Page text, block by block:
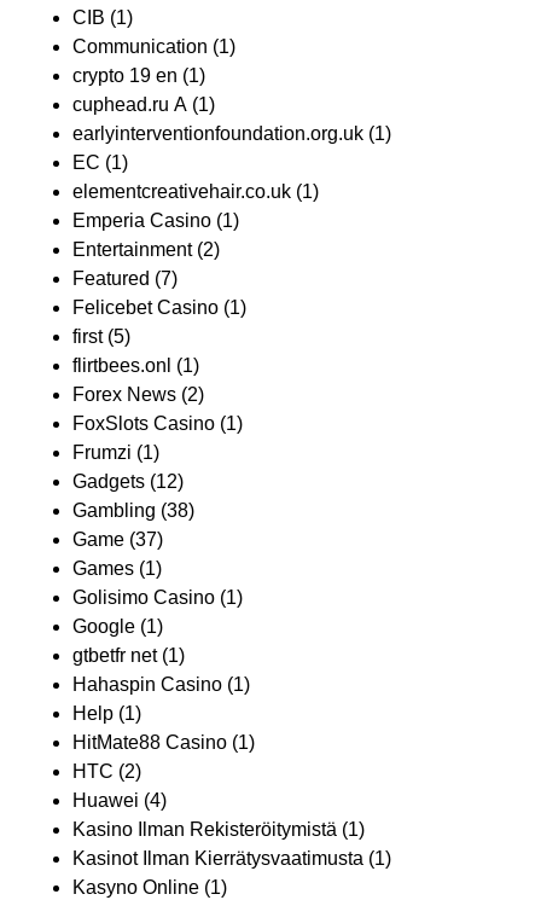
CIB (1)
Communication (1)
crypto 19 en (1)
cuphead.ru A (1)
earlyinterventionfoundation.org.uk (1)
EC (1)
elementcreativehair.co.uk (1)
Emperia Casino (1)
Entertainment(2)
Featured (7)
Felicebet Casino (1)
first(5)
flirtbees.onl (1)
Forex News (2)
FoxSlots Casino (1)
Frumzi (1)
Gadgets (12)
Gambling (38)
Game (37)
Games (1)
Golisimo Casino (1)
Google (1)
gtbetfr net(1)
Hahaspin Casino (1)
Help (1)
HitMate88 Casino (1)
HTC (2)
Huawei (4)
Kasino Ilman Rekisteröitymistä (1)
Kasinot Ilman Kierrätysvaatimusta (1)
Kasyno Online (1)